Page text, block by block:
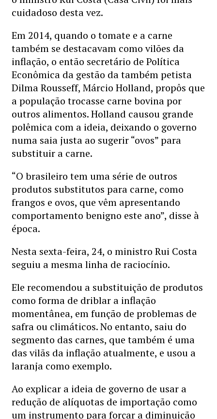
cuidadoso desta vez.
Em 2014, quando o tomate e a carne
também se destacavam como vilões da
inflação, o então secretário de Política
Econômica da gestão da também petista
Dilma Rousseff, Márcio Holland, propôs que
a população trocasse carne bovina por
outros alimentos. Holland causou grande
polêmica com a ideia, deixando o governo
numa saia justa ao sugerir “ovos” para
substituir a carne.
“O brasileiro tem uma série de outros
produtos substitutos para carne, como
frangos e ovos, que vêm apresentando
comportamento benigno este ano”, disse à
época.
Nesta sexta-feira, 24, o ministro Rui Costa
seguiu a mesma linha de raciocínio.
Ele recomendou a substituição de produtos
como forma de driblar a inflação
momentânea, em função de problemas de
safra ou climáticos. No entanto, saiu do
segmento das carnes, que também é uma
das vilãs da inflação atualmente, e usou a
laranja como exemplo.
Ao explicar a ideia de governo de usar a
redução de alíquotas de importação como
um instrumento para forçar a diminuição